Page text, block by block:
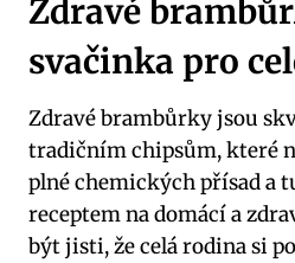
Zdravé
svačinka pro
Zdravé brambůrky jsou
tradičním chipsům, které
plné chemických přísad a
receptem na domácí a
být jisti, že celá rodina si